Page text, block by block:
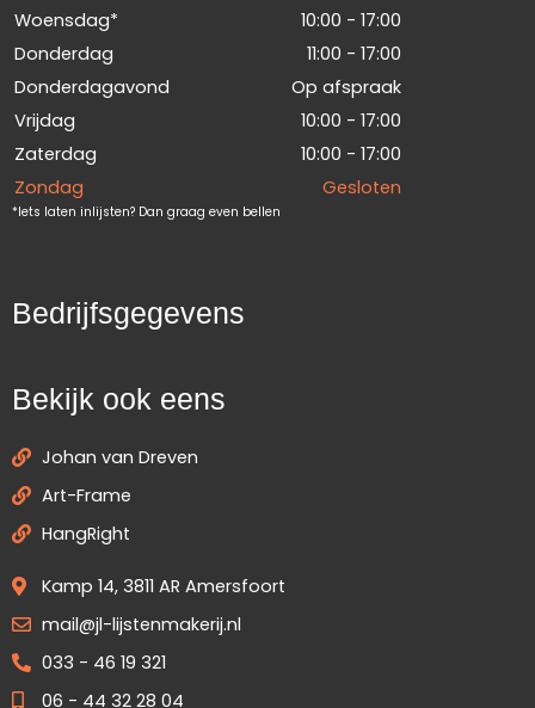
Woensdag*
10:00 - 17:00
Donderdag
11:00 - 17:00
Donderdagavond
Op afspraak
Vrijdag
10:00 - 17:00
Zaterdag
10:00 - 17:00
Zondag
Gesloten
*Iets laten inlijsten? Dan graag even bellen
Bedrijfsgegevens
Bekijk ook eens
Johan van Dreven
Art-Frame
HangRight
Kamp 14, 3811 AR Amersfoort
mail@jl-lijstenmakerij.nl
033 - 46 19 321
06 - 44 32 28 04